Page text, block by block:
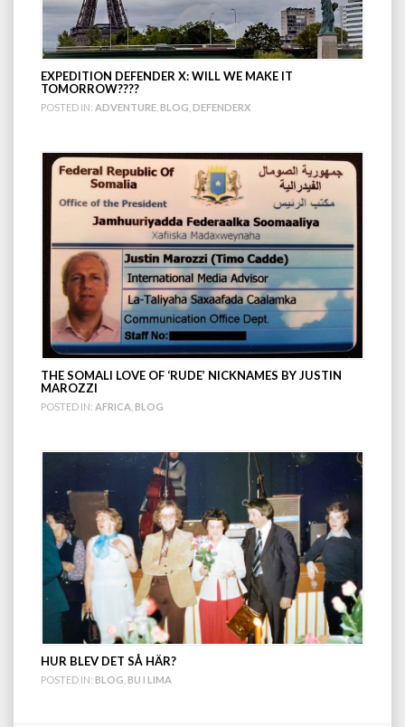
EXPEDITION DEFENDER X: WILL WE MAKE IT
TOMORROW????
POSTED IN: ADVENTURE BLOG DEFENDERX
THE SOMALI LOVE OF ‘RUDE’ NICKNAMES BY JUSTIN
MAROZZI
POSTED IN: AFRICA BLOG
HUR BLEV DET SÅ HÄR?
POSTED IN: BLOG BU I LIMA